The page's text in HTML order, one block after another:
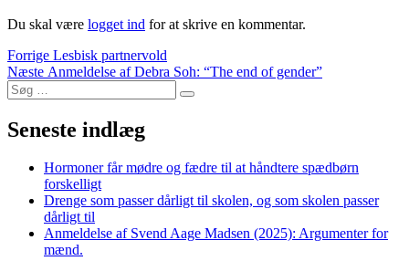
Du skal være logget ind for at skrive en kommentar.
Indlægsnavigation
Forrige Forrige
indlæg:
Lesbisk partnervold
Næste Næste
Anmeldelse af Debra Soh: “The end of gender”
Søg
efter:
Søg
Seneste indlæg
Hormoner får mødre og fædre til at håndtere spædbørn
forskelligt
Drenge som passer dårligt til skolen, og som skolen passer
dårligt til
Anmeldelse af Svend Aage Madsen (2025): Argumenter for
mænd.